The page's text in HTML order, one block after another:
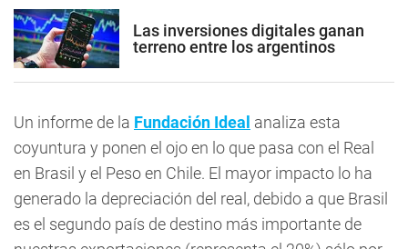
Las inversiones digitales ganan
terreno entre los argentinos
Un informe de la Fundación Ideal analiza esta
coyuntura y ponen el ojo en lo que pasa con el Real
en Brasil y el Peso en Chile. El mayor impacto lo ha
generado la depreciación del real, debido a que Brasil
es el segundo país de destino más importante de